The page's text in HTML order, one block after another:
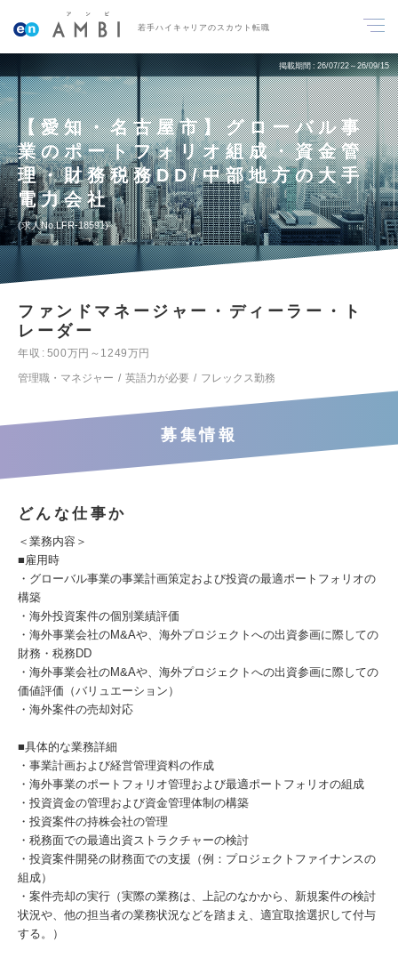
若手ハイキャリアのスカウト転職
掲載期間 26/07/22～26/09/15
【愛知・名古屋市】グローバル事
業のポートフォリオ組成・資金管
理・財務税務DD/中部地方の大手
電力会社
求人No.LFR-18591
ファンドマネージャー・ディーラー・ト
レーダー
年収
500万円～1249万円
管理職・マネジャー
英語力が必要 フレックス勤務
募集情報
どんな仕事か
＜業務内容＞
■雇用時
・グローバル事業の事業計画策定および投資の最適ポートフォリオの
構築
・海外投資案件の個別業績評価
・海外事業会社のM&Aや、海外プロジェクトへの出資参画に際しての
財務・税務DD
・海外事業会社のM&Aや、海外プロジェクトへの出資参画に際しての
価値評価（バリュエーション）
・海外案件の売却対応
■具体的な業務詳細
・事業計画および経営管理資料の作成
・海外事業のポートフォリオ管理および最適ポートフォリオの組成
・投資資金の管理および資金管理体制の構築
・投資案件の持株会社の管理
・税務面での最適出資ストラクチャーの検討
・投資案件開発の財務面での支援（例：プロジェクトファイナンスの
組成）
・案件売却の実行（実際の業務は、上記のなかから、新規案件の検討
状況や、他の担当者の業務状況などを踏まえ、適宜取捨選択して付与
する。）